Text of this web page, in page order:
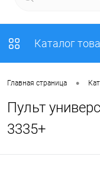
Каталог
Главная страница •
Пульт
3335+